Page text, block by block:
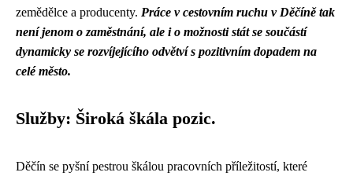
zemědělce a producenty. Práce v cestovním ruchu v Děčíně tak
není jenom o zaměstnání, ale i o možnosti stát se součástí
dynamicky se rozvíjejícího odvětví s pozitivním dopadem na
celé město.
Služby: Široká škála pozic.
Děčín se pyšní pestrou škálou pracovních příležitostí, které